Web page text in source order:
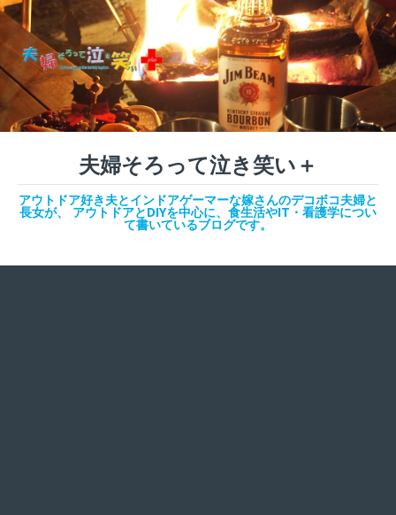
夫婦そろって泣き笑い＋
アウトドア好き夫とインドアゲーマーな嫁さんのデコボコ夫婦と
長女が、 アウトドアとDIYを中心に、食生活やIT・看護学につい
て書いているブログです。